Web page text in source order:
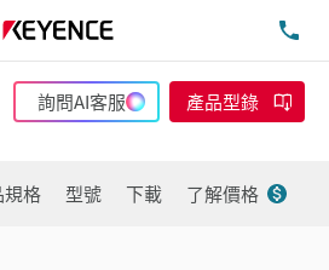
詢問AI客服 產品型錄
規格 型號 下載 了解價格